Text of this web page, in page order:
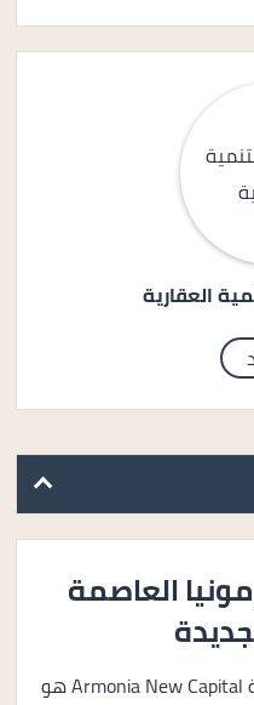
العقارية
العاصمة
ارمونيا العاصمة الادارية الجديدة Armonia New Capital هو